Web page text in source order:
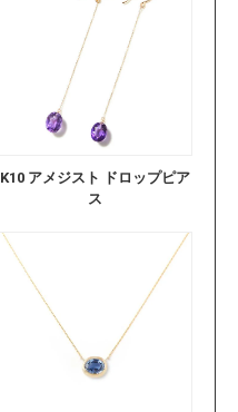
K10 アメジスト ドロップピア
ス